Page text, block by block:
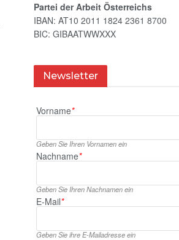
Partei der Arbeit Österreichs
IBAN: AT10 2011 1824 2361 8700
BIC: GIBAATWWXXX
Newsletter
Vorname*
Geben Sie Ihren Vornamen ein
Nachname*
Geben Sie Ihren Nachnamen ein
E‑Mail*
Geben Sie ihre E‑Mailadresse ein